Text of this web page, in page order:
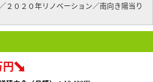
０２０年リノベーション／南向き陽当り